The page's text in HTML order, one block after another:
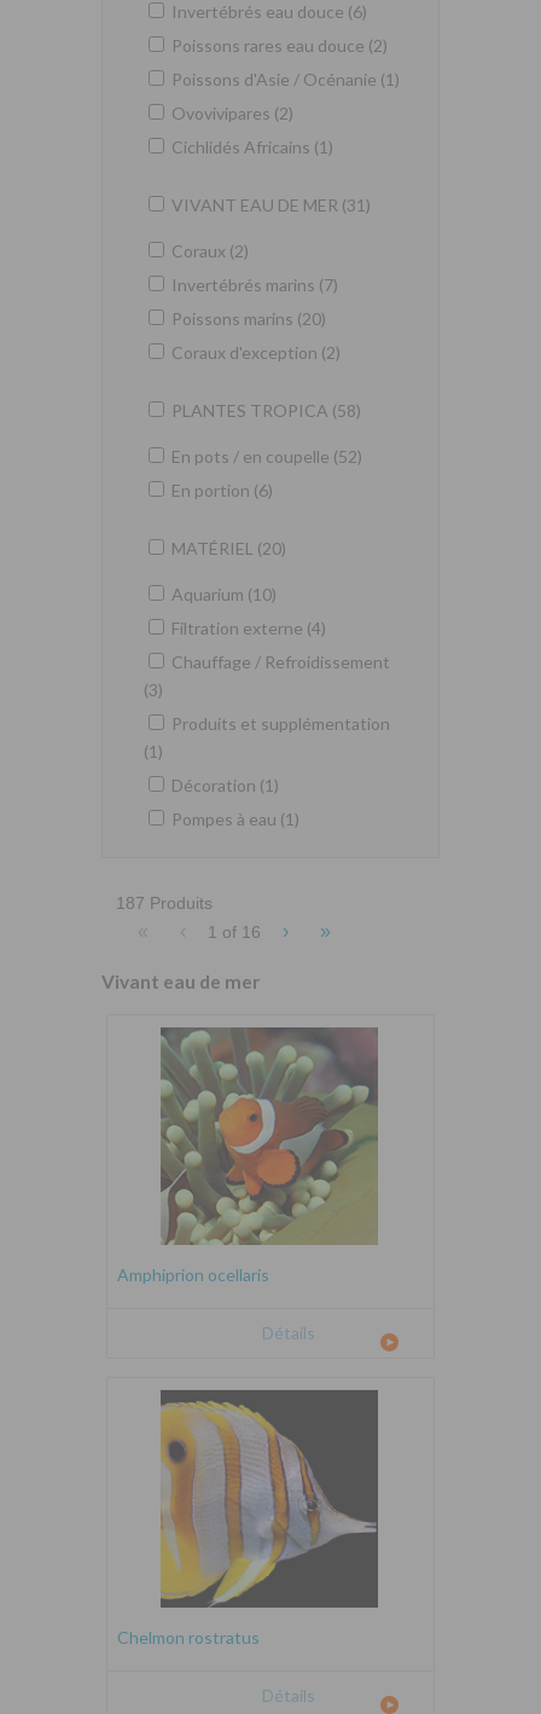
Invertébrés eau douce (6)
Poissons rares eau douce (2)
Poissons d'Asie / Océnanie (1)
Ovovivipares (2)
Cichlidés Africains (1)
VIVANT EAU DE MER (31)
Coraux (2)
Invertébrés marins (7)
Poissons marins (20)
Coraux d'exception (2)
PLANTES TROPICA (58)
En pots / en coupelle (52)
En portion (6)
MATÉRIEL (20)
Aquarium (10)
Filtration externe (4)
Chauffage / Refroidissement
(3)
Produits et supplémentation
(1)
Décoration (1)
Pompes à eau (1)
187 Produits
« ‹ 1 of 16 › »
Vivant eau de mer
Amphiprion ocellaris
Détails
Chelmon rostratus
Détails